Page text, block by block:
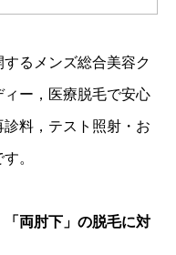
るメンズ総合美容ク
ー，医療脱毛で安心
料，テスト照射・お
。
両肘下」の脱毛に対